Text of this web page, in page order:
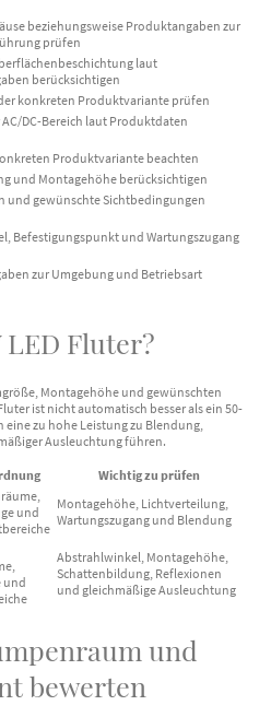
beziehungsweise Produktangaben zur
prüfen
laut
berücksichtigen
konkreten Produktvariante prüfen
AC/DC-Bereich laut Produktdaten
Produktvariante beachten
und Montagehöhe berücksichtigen
und gewünschte Sichtbedingungen
Befestigungspunkt und Wartungszugang
zur Umgebung und Betriebsart
LED Fluter?
Montagehöhe und gewünschten
ist nicht automatisch besser als ein 50-
eine zu hohe Leistung zu Blendung,
Ausleuchtung führen.
Wichtig zu prüfen
und
Montagehöhe, Lichtverteilung,
Wartungszugang und Blendung
und
Abstrahlwinkel, Montagehöhe,
Schattenbildung, Reflexionen
und gleichmäßige Ausleuchtung
und
bewerten